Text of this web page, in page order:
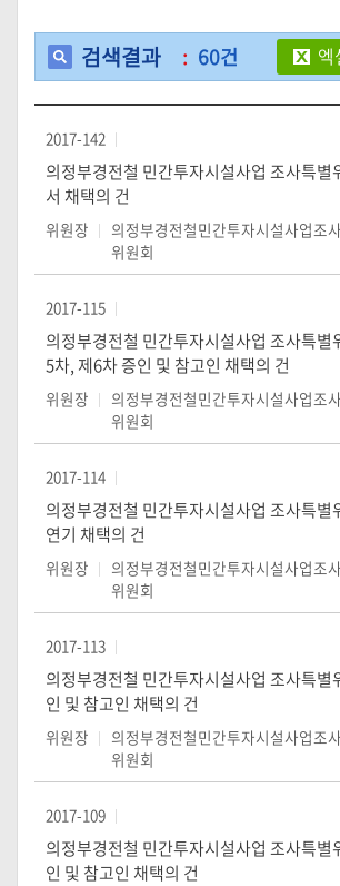
검색결과 : 60건 엑
2017-142
의정부경전철 민간투자시설사업 조사특별
서 채택의 건
위원장
의정부경전철민간투자시설사업조
위원회
2017-115
의정부경전철 민간투자시설사업 조사특별
5차, 제6차 증인 및 참고인 채택의 건
위원장
의정부경전철민간투자시설사업조
위원회
2017-114
의정부경전철 민간투자시설사업 조사특별
연기 채택의 건
위원장
의정부경전철민간투자시설사업조
위원회
2017-113
의정부경전철 민간투자시설사업 조사특별
인 및 참고인 채택의 건
위원장
의정부경전철민간투자시설사업조
위원회
2017-109
의정부경전철 민간투자시설사업 조사특별
인 및 참고인 채택의 건